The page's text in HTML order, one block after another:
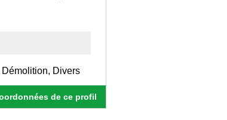
Démolition, Divers
de ce profil